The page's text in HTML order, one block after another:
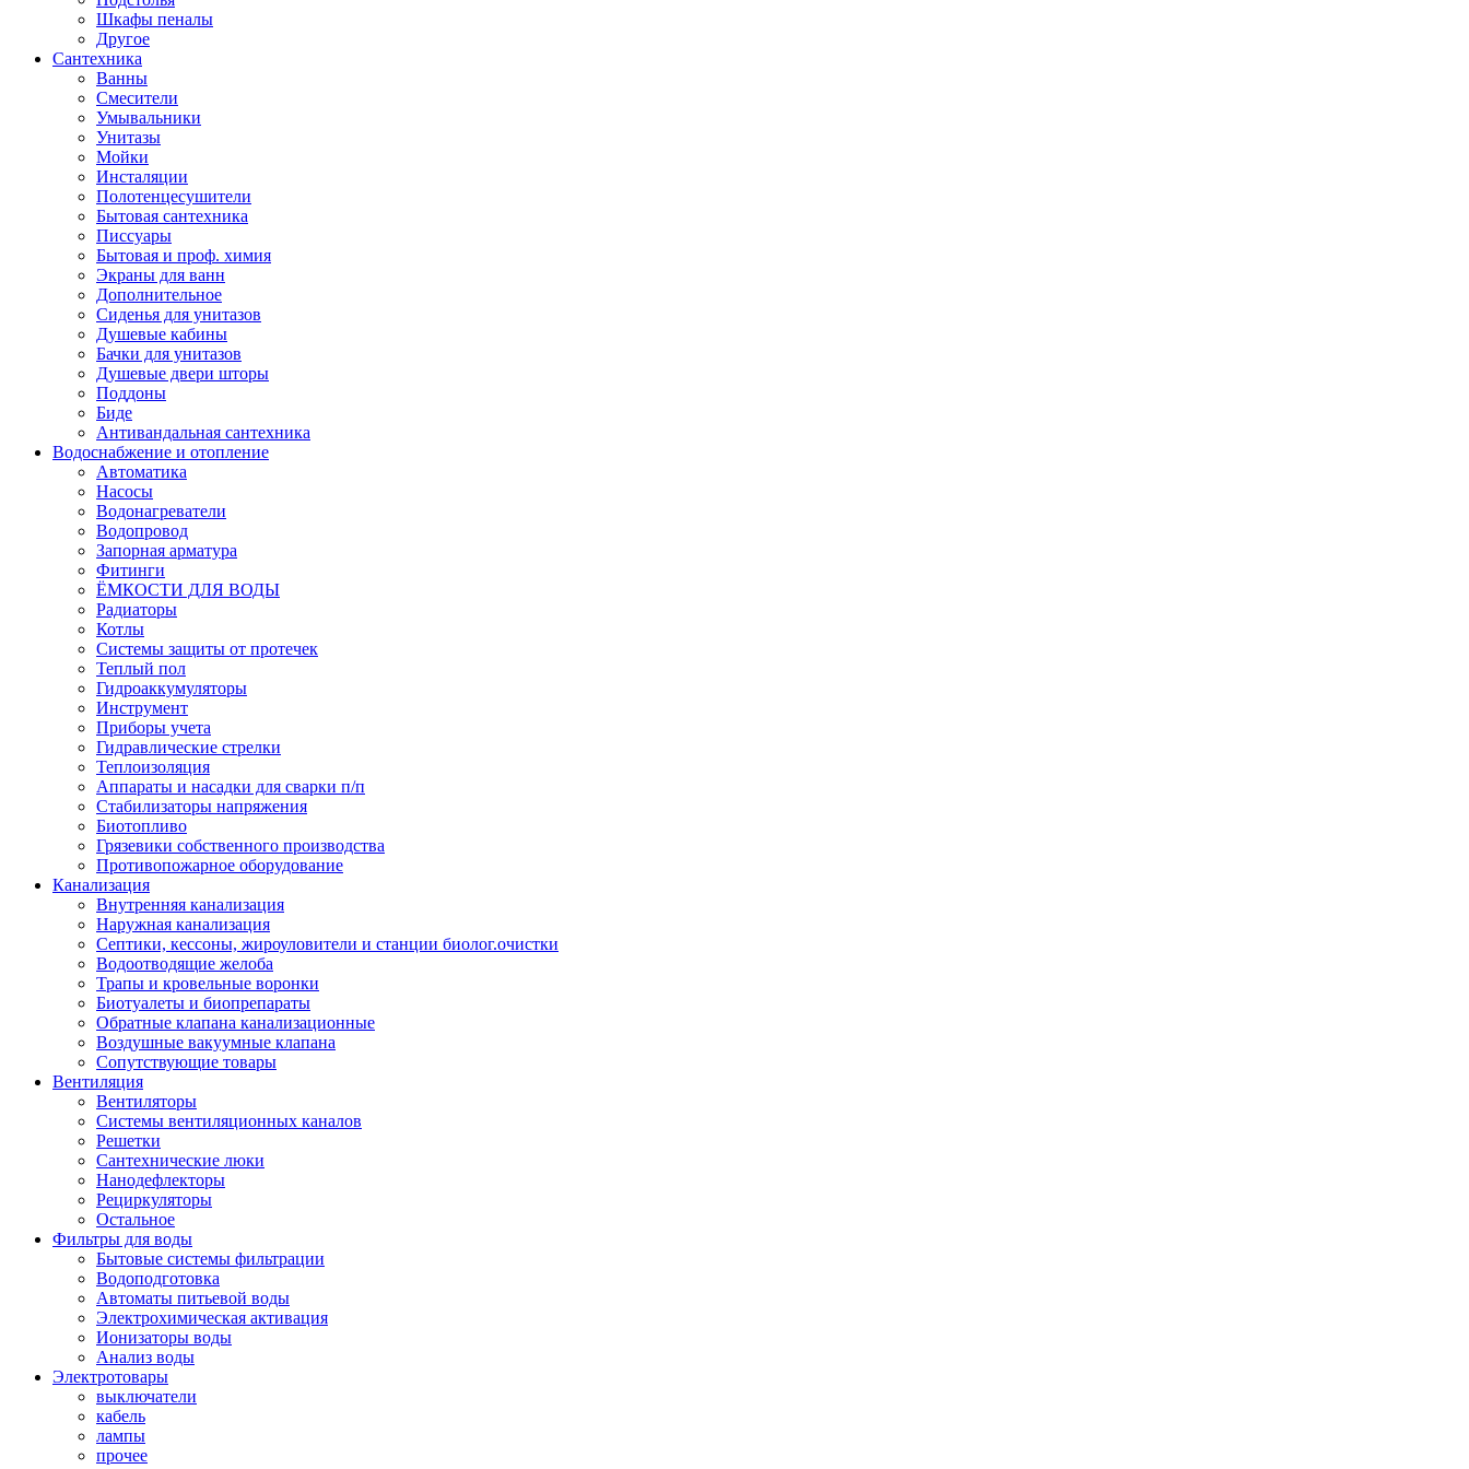
Шкафы пеналы
Другое
Сантехника
Ванны
Смесители
Умывальники
Унитазы
Мойки
Инсталяции
Полотенцесушители
Бытовая сантехника
Писсуары
Бытовая и проф. химия
Экраны для ванн
Дополнительное
Сиденья для унитазов
Душевые кабины
Бачки для унитазов
Душевые двери шторы
Поддоны
Биде
Антивандальная сантехника
Водоснабжение и отопление
Автоматика
Насосы
Водонагреватели
Водопровод
Запорная арматура
Фитинги
ЁМКОСТИ ДЛЯ ВОДЫ
Радиаторы
Котлы
Системы защиты от протечек
Теплый пол
Гидроаккумуляторы
Инструмент
Приборы учета
Гидравлические стрелки
Теплоизоляция
Аппараты и насадки для сварки п/п
Стабилизаторы напряжения
Биотопливо
Грязевики собственного производства
Противопожарное оборудование
Канализация
Внутренняя канализация
Наружная канализация
Септики, кессоны, жироуловители и станции биолог.очистки
Водоотводящие желоба
Трапы и кровельные воронки
Биотуалеты и биопрепараты
Обратные клапана канализационные
Воздушные вакуумные клапана
Сопутствующие товары
Вентиляция
Вентиляторы
Системы вентиляционных каналов
Решетки
Сантехнические люки
Нанодефлекторы
Рециркуляторы
Остальное
Фильтры для воды
Бытовые системы фильтрации
Водоподготовка
Автоматы питьевой воды
Электрохимическая активация
Ионизаторы воды
Анализ воды
Электротовары
выключатели
кабель
лампы
прочее